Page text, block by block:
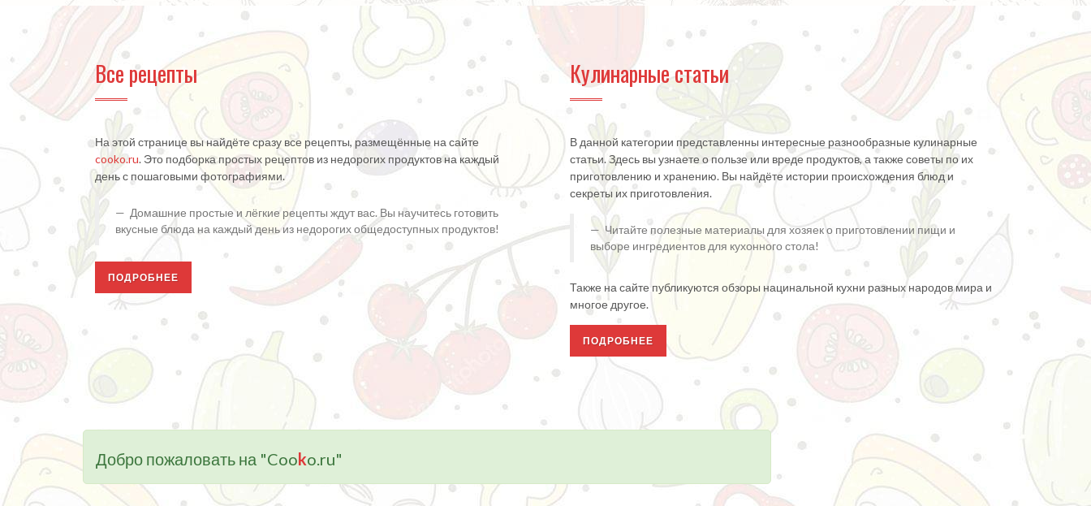
Все рецепты
На этой странице вы найдёте сразу все рецепты, размещённые на сайте
cooko.ru. Это подборка простых рецептов из недорогих продуктов на каждый
день с пошаговыми фотографиями.
Домашние простые и лёгкие рецепты ждут вас. Вы научитесь готовить
вкусные блюда на каждый день из недорогих общедоступных продуктов!
ПОДРОБНЕЕ
Кулинарные статьи
В данной категории представленны интересные разнообразные кулинарные
статьи. Здесь вы узнаете о пользе или вреде продуктов, а также советы по их
приготовлению и хранению. Вы найдёте истории происхождения блюд и
секреты их приготовления.
Читайте полезные материалы для хозяек о приготовлении пищи и
выборе ингредиентов для кухонного стола!
Также на сайте публикуются обзоры нацинальной кухни разных народов мира и
многое другое.
ПОДРОБНЕЕ
Добро пожаловать на "Cooko.ru"